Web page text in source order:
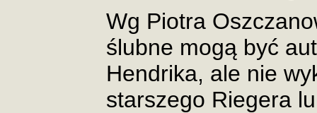
Wg Piotra
ślubne mogą być
Hendrika, ale nie
starszego Riegera